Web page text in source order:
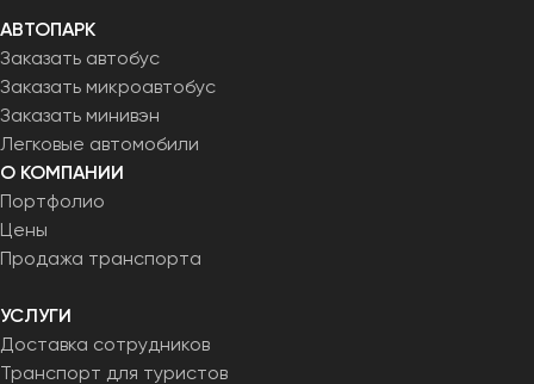
АВТОПАРК
Заказать автобус
Заказать микроавтобус
Заказать минивэн
Легковые автомобили
О КОМПАНИИ
Портфолио
Цены
Продажа транспорта
УСЛУГИ
Доставка сотрудников
Транспорт для туристов